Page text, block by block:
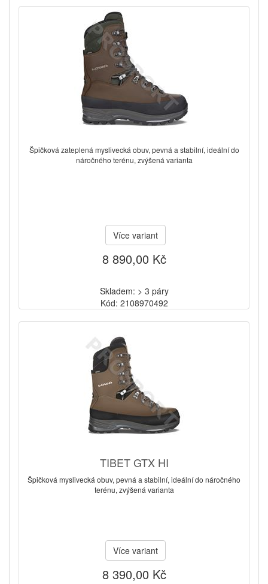
Špičková zateplená myslivecká obuv, pevná a stabilní, ideální do
náročného terénu, zvýšená varianta
Více variant
8 890,00 Kč
Skladem: > 3 páry
Kód: 2108970492
TIBET GTX HI
Špičková myslivecká obuv, pevná a stabilní, ideální do náročného
terénu, zvýšená varianta
Více variant
8 390,00 Kč